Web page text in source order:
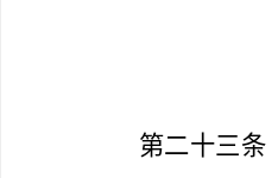
第二十三条